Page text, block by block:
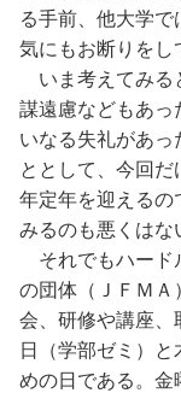
る手前、他大学
気にもお断りをし
いま考えてみる
謀遠慮などもあっ
いなる失礼があっ
ととして、今回
年定年を迎えるの
みるのも悪くはな
それでもハード
の団体（ＪＦＭＡ
会、研修や講座、
日（学部ゼミ）
めの日である。金